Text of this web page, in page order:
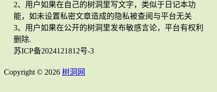
2、用户如果在自己的树洞里写文字，类似于日记本功
能，如未设置私密文章造成的隐私被查阅与平台无关
3、用户如果在公开的树洞里发布敏感言论，平台有权利
删除.
苏ICP备2024121812号-3
Copyright © 2026 树洞网